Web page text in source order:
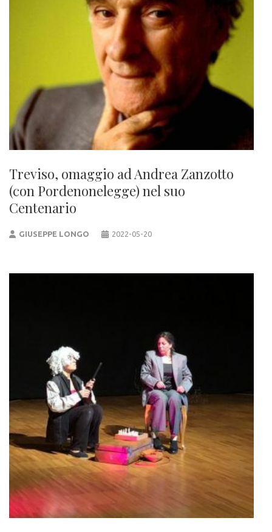
Treviso, omaggio ad Andrea Zanzotto
(con Pordenonelegge) nel suo
Centenario
GIUSEPPE LONGO 2022-05-20